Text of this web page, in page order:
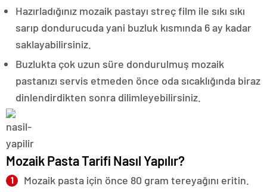
Hazırladığınız mozaik pastayı streç film ile sıkı sıkı
sarıp dondurucuda yani buzluk kısmında 6 ay kadar
saklayabilirsiniz.
Buzlukta çok uzun süre dondurulmuş mozaik
pastanızı servis etmeden önce oda sıcaklığında biraz
dinlendirdikten sonra dilimleyebilirsiniz.
Mozaik Pasta Tarifi Nasıl Yapılır?
Mozaik pasta için önce 80 gram tereyağını eritin.